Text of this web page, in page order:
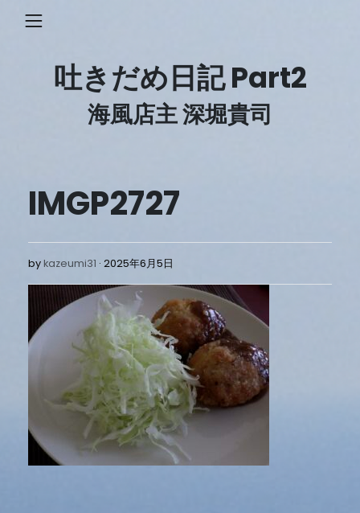
吐きだめ日記 Part2
海風店主 深堀貴司
IMGP2727
bykazeumi31 2025年6月5日
月
日